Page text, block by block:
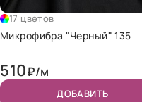
17 цветов
Микрофибра "Черный" 135
510₽/м
ДОБАВИТЬ